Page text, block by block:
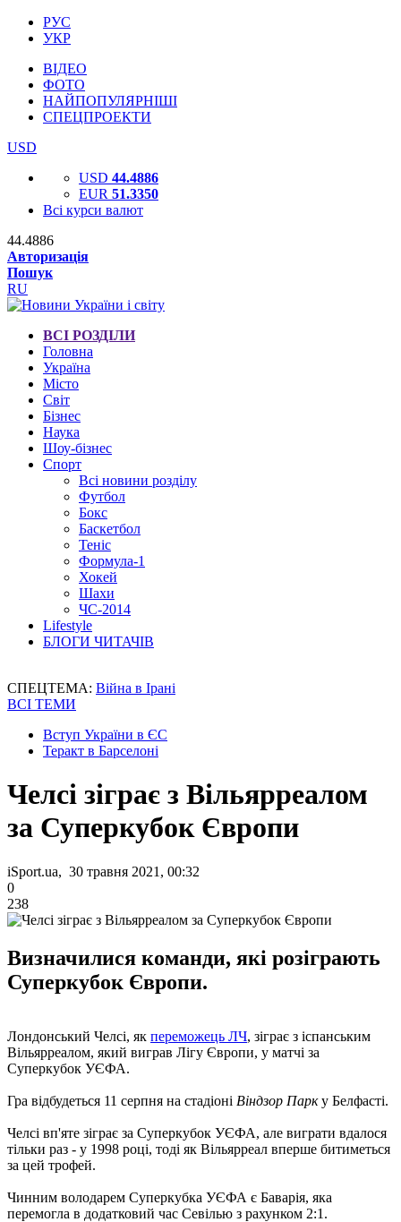
РУС
УКР
ВІДЕО
ФОТО
НАЙПОПУЛЯРНІШІ
СПЕЦПРОЕКТИ
USD
USD 44.4886
EUR 51.3350
Всі курси валют
44.4886
Авторизація
Пошук
RU
ВСІ РОЗДІЛИ
Головна
Україна
Місто
Світ
Бізнес
Наука
Шоу-бізнес
Спорт
Всі новини розділу
Футбол
Бокс
Баскетбол
Теніс
Формула-1
Хокей
Шахи
ЧС-2014
Lifestyle
БЛОГИ ЧИТАЧІВ
СПЕЦТЕМА: Війна в Ірані
ВСІ ТЕМИ
Вступ України в ЄС
Теракт в Барселоні
Челсі зіграє з Вільярреалом
за Суперкубок Європи
iSport.ua, 30 травня 2021, 00:32
0
238
Визначилися команди, які розіграють
Суперкубок Європи.
Лондонський Челсі, як переможець ЛЧ, зіграє з іспанським
Вільярреалом, який виграв Лігу Європи, у матчі за
Суперкубок УЄФА.
Гра відбудеться 11 серпня на стадіоні Віндзор Парку Белфасті.
Челсі вп'яте зіграє за Суперкубок УЄФА, але виграти вдалося
тільки раз - у 1998 році, тоді як Вільярреал вперше битиметься
за цей трофей.
Чинним володарем Суперкубка УЄФА є Баварія, яка
перемогла в додатковий час Севілью з рахунком 2:1.